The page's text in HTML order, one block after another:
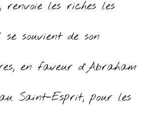
les riches les
souvient de son
en faveur d’Abraham
Saint-Esprit, pour les